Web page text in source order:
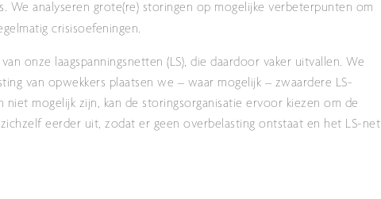
We analyseren grote(re) storingen op mogelijke verbeterpunten om
crisisoefeningen.
onze laagspanningsnetten (LS), die daardoor vaker uitvallen. We
van opwekkers plaatsen we – waar mogelijk – zwaardere LS-
niet mogelijk zijn, kan de storingsorganisatie ervoor kiezen om de
eerder uit, zodat er geen overbelasting ontstaat en het LS-net